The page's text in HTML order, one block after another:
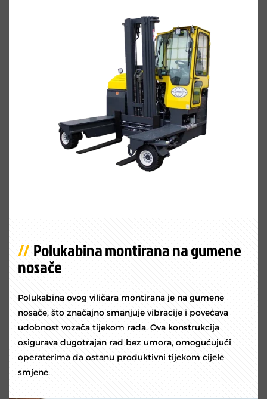
Polukabina montirana na gumene
nosače
Polukabina ovog viličara montirana je na gumene
nosače, što značajno smanjuje vibracije i povećava
udobnost vozača tijekom rada. Ova konstrukcija
osigurava dugotrajan rad bez umora, omogućujući
operaterima da ostanu produktivni tijekom cijele
smjene.